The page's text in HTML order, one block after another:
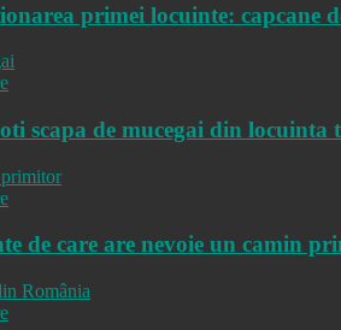
primei locuinte: capcane
scapa de mucegai din locuinta
de care are nevoie un camin